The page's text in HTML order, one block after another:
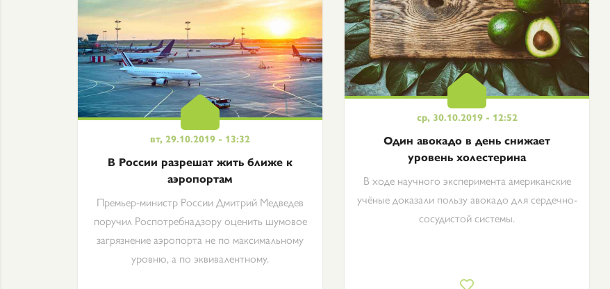
ср, 30.10.2019 - 12:52
Один авокадо в день снижает
уровень холестерина
В ходе научного эксперимента американские
учёные доказали пользу авокадо для сердечно-
сосудистой системы.
вт, 29.10.2019 - 13:32
В России разрешат жить ближе к
аэропортам
Премьер-министр России Дмитрий Медведев
поручил Роспотребнадзору оценить шумовое
загрязнение аэропорта не по максимальному
уровню, а по эквивалентному.